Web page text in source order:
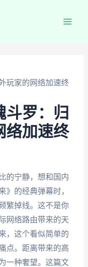
玩家的网络加速终
斗罗：归
络加速终
的宁静，想和国内
》的经典弹幕时，
繁掉线。这不是你
网络路由带来的天
，这个看似简单的
点。距离带来的高
一种奢望。这篇文